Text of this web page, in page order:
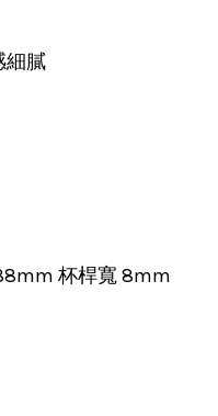
細膩
杯桿寬 8mm